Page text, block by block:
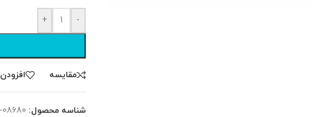
-
+
مقایسه
شناسه محصول: